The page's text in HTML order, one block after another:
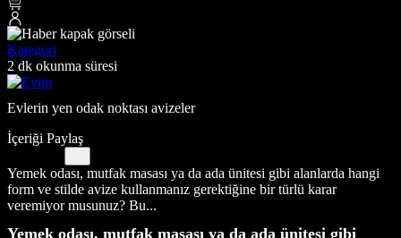
Kategori
2 dk okunma süresi
Evlerin yen odak noktası avizeler
İçeriği Paylaş
Yemek odası, mutfak masası ya da ada ünitesi gibi alanlarda hangi
form ve stilde avize kullanmanız gerektiğine bir türlü karar
veremiyor musunuz? Bu...
Yemek odası, mutfak masası ya da ada ünitesi gibi